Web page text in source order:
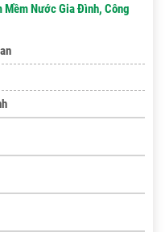
Mềm Nước Gia Đình, Công